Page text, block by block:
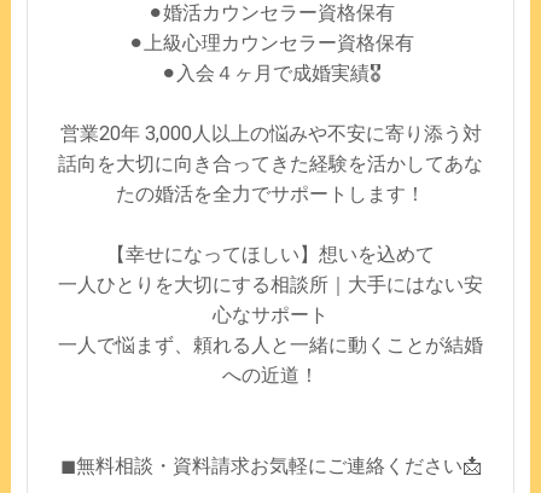
⚫︎婚活カウンセラー資格保有
⚫︎上級心理カウンセラー資格保有
⚫︎入会４ヶ月で成婚実績🎖️
営業20年 3,000人以上の悩みや不安に寄り添う対
話向を大切に向き合ってきた経験を活かしてあな
たの婚活を全力でサポートします！
【幸せになってほしい】想いを込めて
一人ひとりを大切にする相談所｜大手にはない安
心なサポート
一人で悩まず、頼れる人と一緒に動くことが結婚
への近道！
◼︎無料相談・資料請求お気軽にご連絡ください📩